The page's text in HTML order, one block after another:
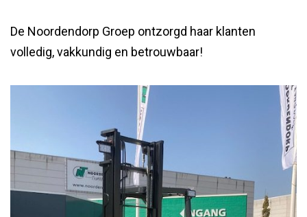
De Noordendorp Groep ontzorgd haar klanten
volledig, vakkundig en betrouwbaar!